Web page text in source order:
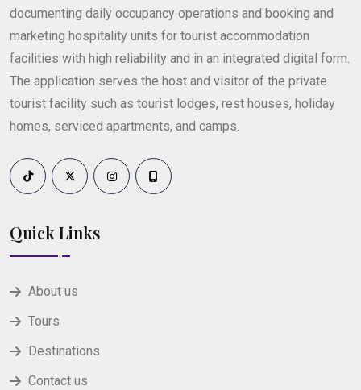
documenting daily occupancy operations and booking and
marketing hospitality units for tourist accommodation
facilities with high reliability and in an integrated digital form.
The application serves the host and visitor of the private
tourist facility such as tourist lodges, rest houses, holiday
homes, serviced apartments, and camps.
Quick Links
About us
Tours
Destinations
Contact us